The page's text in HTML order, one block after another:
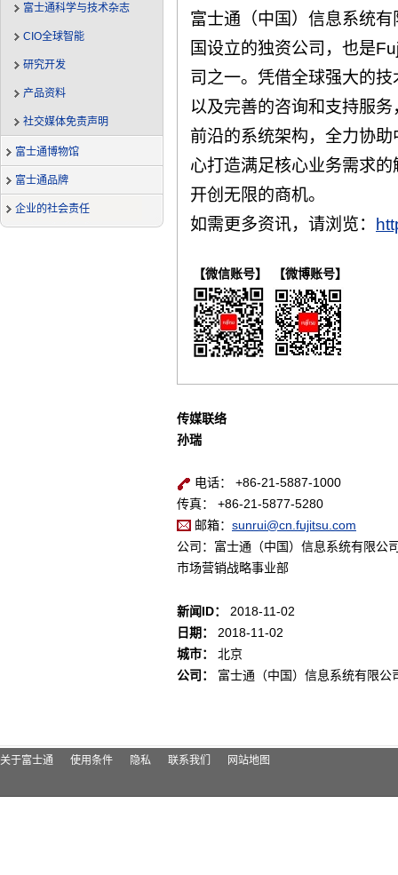
富士通科学与技术杂志
CIO全球智能
研究开发
产品资料
社交媒体免责声明
富士通博物馆
富士通品牌
企业的社会责任
富士通（中国）信息系统
国设立的独资公司，也是
司之一。凭借全球强大的
以及完善的咨询和支持服
前沿的系统架构，全力协
心打造满足核心业务需求
开创无限的商机。
如需更多资讯，请浏览：
【微信账号】 【微博账号】
传媒联络
孙瑞
电话： +86-21-5887-1000
传真： +86-21-5877-5280
邮箱： sunrui@cn.fujitsu.com
公司：富士通（中国）信息系统有限公
市场营销战略事业部
新闻ID：
2018-11-02
日期：
2018-11-02
城市：
北京
公司：
富士通（中国）信息系统有限公
关于富士通 使用条件 隐私 联系我们 网站地图